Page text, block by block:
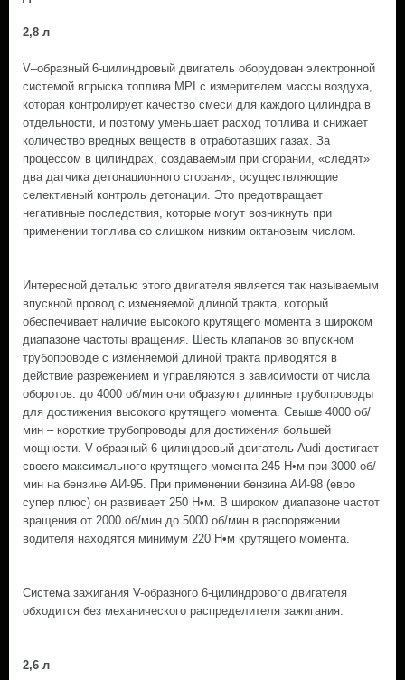
2,8 л
V–образный 6-цилиндровый двигатель оборудован электронной
системой впрыска топлива MPI с измерителем массы воздуха,
которая контролирует качество смеси для каждого цилиндра в
отдельности, и поэтому уменьшает расход топлива и снижает
количество вредных веществ в отработавших газах. За
процессом в цилиндрах, создаваемым при сгорании, «следят»
два датчика детонационного сгорания, осуществляющие
селективный контроль детонации. Это предотвращает
негативные последствия, которые могут возникнуть при
применении топлива со слишком низким октановым числом.
Интересной деталью этого двигателя является так называемым
впускной провод с изменяемой длиной тракта, который
обеспечивает наличие высокого крутящего момента в широком
диапазоне частоты вращения. Шесть клапанов во впускном
трубопроводе с изменяемой длиной тракта приводятся в
действие разрежением и управляются в зависимости от числа
оборотов: до 4000 об/мин они образуют длинные трубопроводы
для достижения высокого крутящего момента. Свыше 4000 об/
мин – короткие трубопроводы для достижения большей
мощности. V-образный 6-цилиндровый двигатель Audi достигает
своего максимального крутящего момента 245 Н•м при 3000 об/
мин на бензине АИ-95. При применении бензина АИ-98 (евро
супер плюс) он развивает 250 Н•м. В широком диапазоне частот
вращения от 2000 об/мин до 5000 об/мин в распоряжении
водителя находятся минимум 220 Н•м крутящего момента.
Система зажигания V-образного 6-цилиндрового двигателя
обходится без механического распределителя зажигания.
2,6 л